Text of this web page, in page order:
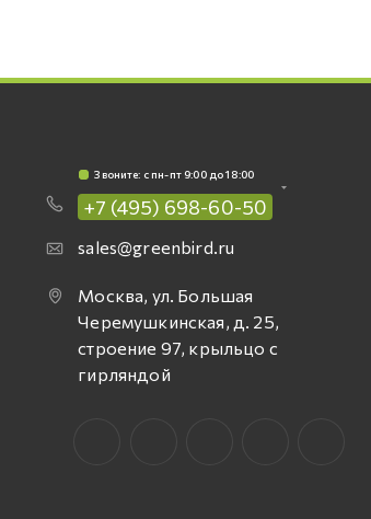
Звоните: c пн-пт 9:00 до 18:00
+7 (495) 698-60-50
sales@greenbird.ru
Москва, ул. Большая
Черемушкинская, д. 25,
строение 97, крыльцо с
гирляндой